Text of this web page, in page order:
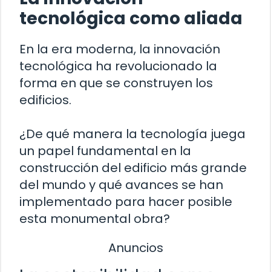
tecnológica como aliada
En la era moderna, la innovación
tecnológica ha revolucionado la
forma en que se construyen los
edificios.
¿De qué manera la tecnología juega
un papel fundamental en la
construcción del edificio más grande
del mundo y qué avances se han
implementado para hacer posible
esta monumental obra?
Anuncios